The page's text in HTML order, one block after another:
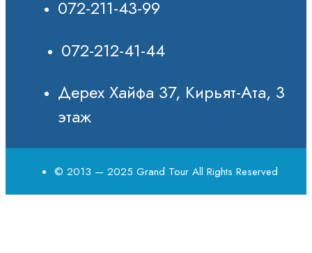
072-211-43-99
072-212-41-44
Дерех Хайфа 37, Кирьят-Ата, 3
этаж
© 2013 — 2025 Grand Tour All Rights Reserved